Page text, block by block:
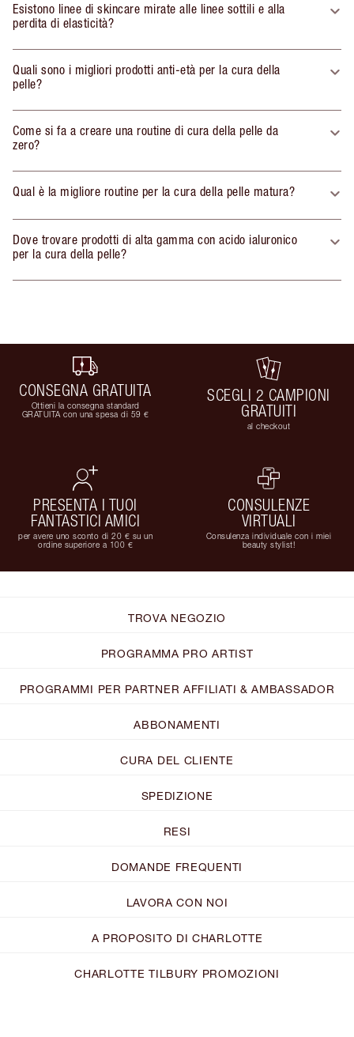
Esistono linee di skincare mirate alle linee sottili e alla
perdita di elasticità?
Quali sono i migliori prodotti anti-età per la cura della
pelle?
Come si fa a creare una routine di cura della pelle da
zero?
Qual è la migliore routine per la cura della pelle matura?
Dove trovare prodotti di alta gamma con acido ialuronico
per la cura della pelle?
CONSEGNA GRATUITA
Ottieni la consegna standard
GRATUITA con una spesa di 59 €
SCEGLI 2 CAMPIONI
GRATUITI
al checkout
PRESENTA I TUOI
FANTASTICI AMICI
per avere uno sconto di 20 € su un
ordine superiore a 100 €
CONSULENZE
VIRTUALI
Consulenza individuale con i miei
beauty stylist!
TROVA NEGOZIO
PROGRAMMA PRO ARTIST
PROGRAMMI PER PARTNER AFFILIATI & AMBASSADOR
ABBONAMENTI
CURA DEL CLIENTE
SPEDIZIONE
RESI
DOMANDE FREQUENTI
LAVORA CON NOI
A PROPOSITO DI CHARLOTTE
CHARLOTTE TILBURY PROMOZIONI